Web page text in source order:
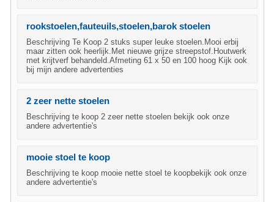
rookstoelen,fauteuils,stoelen,barok stoelen
Beschrijving Te Koop 2 stuks super leuke stoelen.Mooi erbij
maar zitten ook heerlijk.Met nieuwe grijze streepstof.Houtwerk
met krijtverf behandeld.Afmeting 61 x 50 en 100 hoog Kijk ook
bij mijn andere advertenties
2 zeer nette stoelen
Beschrijving te koop 2 zeer nette stoelen bekijk ook onze
andere advertentie's
mooie stoel te koop
Beschrijving te koop mooie nette stoel te koopbekijk ook onze
andere advertentie's